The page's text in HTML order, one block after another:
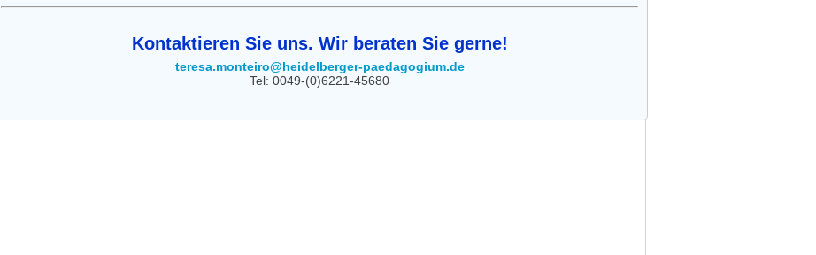
Kontaktieren Sie uns. Wir beraten Sie gerne!
teresa.monteiro@heidelberger-paedagogium.de
Tel: 0049-(0)6221-45680